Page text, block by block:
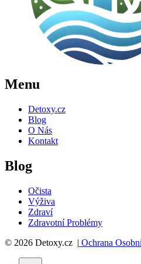
Menu
Detoxy.cz
Blog
O Nás
Kontakt
Blog
Očista
Výživa
Zdraví
Zdravotní Problémy
© 2026 Detoxy.cz | Ochrana